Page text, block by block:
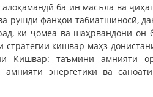
ба ин масъла ва
рушди фанҳои табиатшиносӣ,
ки ҷомеа ва шаҳрвандони он
стратегии кишвар маҳз
Кишвар: таъмини амнияти
амнияти энергетикӣ ва